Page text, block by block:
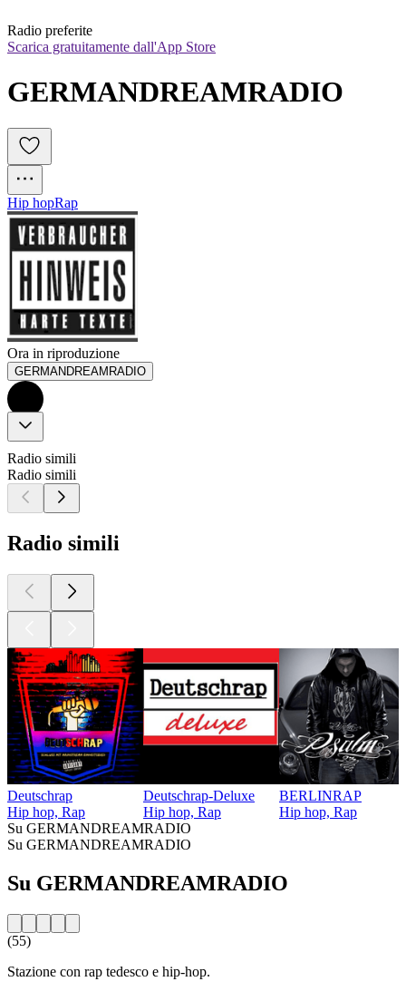
Radio preferite
Scarica gratuitamente dall'App Store
GERMANDREAMRADIO
Hip hopRap
Ora in riproduzione
GERMANDREAMRADIO
Radio simili
Radio simili
Radio simili
Deutschrap
Hip hop, Rap
Deutschrap-Deluxe
Hip hop, Rap
BERLINRAP
Hip hop, Rap
Su GERMANDREAMRADIO
Su GERMANDREAMRADIO
Su GERMANDREAMRADIO
(55)
Stazione con rap tedesco e hip-hop.